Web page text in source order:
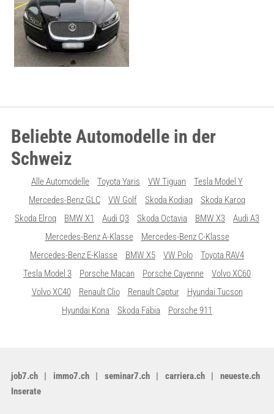
Beliebte Automodelle in der
Schweiz
Alle Automodelle Toyota Yaris VW Tiguan
Tesla Model Y
Mercedes-Benz GLC
VW Golf Skoda Kodiaq
Skoda Karoq
Skoda Elroq
BMW X1 Audi Q3 Skoda Octavia BMW X3
Audi A3
Mercedes-Benz A-Klasse
Mercedes-Benz C-Klasse
Mercedes-Benz E-Klasse
BMW X5 VW Polo
Toyota RAV4
Tesla Model 3
Porsche Macan Porsche Cayenne
Volvo XC60
Volvo XC40
Renault Clio Renault Captur
Hyundai Tucson
Hyundai Kona
Skoda Fabia Porsche 911
job7.ch immo7.ch seminar7.ch carriera.ch
neueste.ch
Inserate